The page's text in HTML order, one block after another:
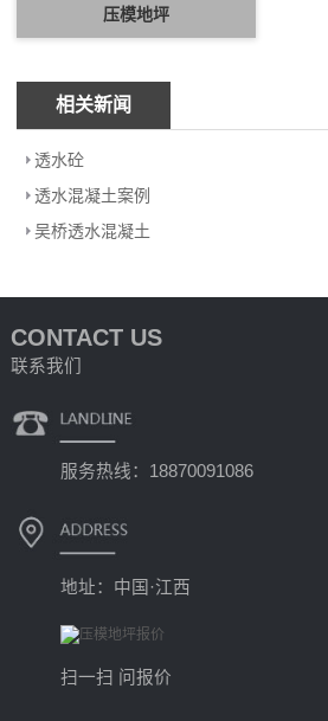
压模地坪
相关新闻
透水砼
透水混凝土案例
吴桥透水混凝土
CONTACT US
联系我们
服务热线：18870091086
地址：中国·江西
扫一扫 问报价